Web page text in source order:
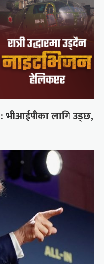
भीआईपीका लागि उड्छ,